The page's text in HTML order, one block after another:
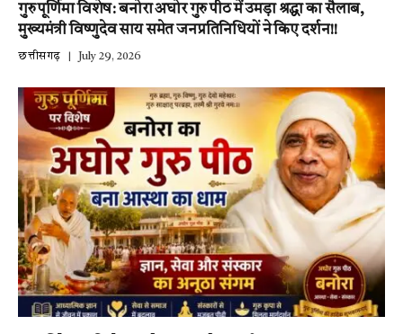
गुरु पूर्णिमा विशेष: बनोरा अघोर गुरु पीठ में उमड़ा श्रद्धा का सैलाब,
मुख्यमंत्री विष्णुदेव साय समेत जनप्रतिनिधियों ने किए दर्शन!!
छत्तीसगढ़ July 29, 2026